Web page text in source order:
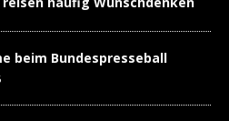
beim Bundespresseball